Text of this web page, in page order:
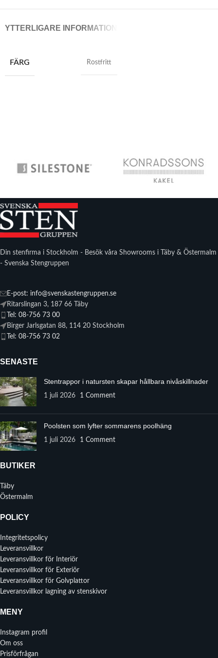
YTTERLIGARE INFORMATION
FÄRG Rostfritt
Din stenfirma i Stockholm - Besök våra Showrooms i Täby & Östermalm
- Svenska Stengruppen
E-post: info@svenskastengruppen.se
Ritarslingan 3, 187 66 Täby
Tel: 08-756 73 00
Birger Jarlsgatan 88, 114 20 Stockholm
Tel: 08-756 73 02
SENASTE
Stentrappor i natursten skapar hållbara nivåskillnader
1 juli 2026 1 Comment
Poolsten som lyfter sommarens poolhäng
1 juli 2026 1 Comment
BUTIKER
Täby
Östermalm
POLICY
Integritetspolicy
Leveransvillkor
Leveransvillkor för Interiör
Leveransvillkor för Exteriör
Leveransvillkor för Golvplattor
Leveransvillkor lagning av stenskivor
MENY
Instagram profil
Om oss
Prisförfrågan